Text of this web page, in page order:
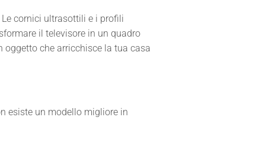
Le cornici ultrasottili e i profili
il televisore in un quadro
oggetto che arricchisce la tua casa
esiste un modello migliore in